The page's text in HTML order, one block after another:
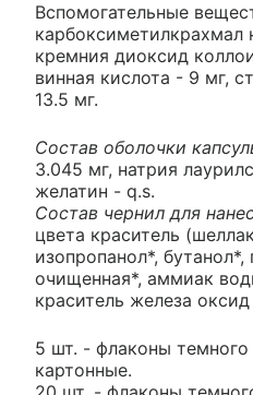
Вспомогательные
карбоксиметилкрахмал
кремния диоксид
винная кислота - 9 мг,
13.5 мг.
Состав оболочки
3.045 мг, натрия
желатин - q.s.
Состав чернил для
цвета краситель
изопропанол*,
очищенная*, аммиак
краситель железа
5 шт. - флаконы темного
картонные.